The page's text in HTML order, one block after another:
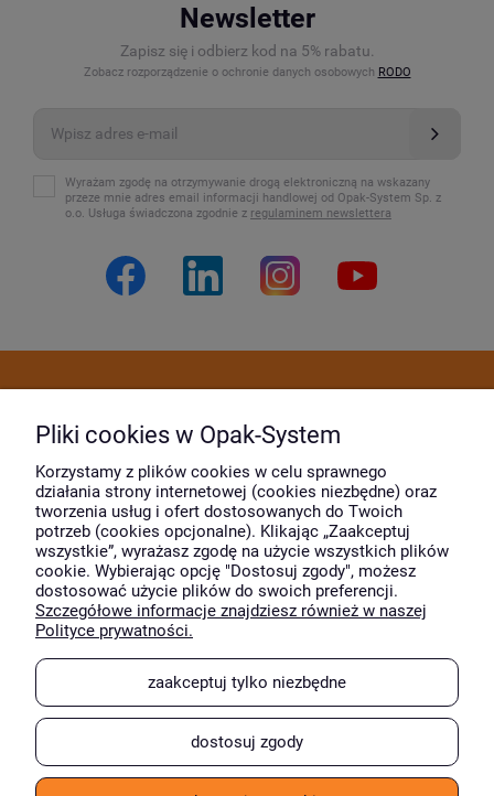
Newsletter
Zapisz się i odbierz kod na 5% rabatu.
Zobacz rozporządzenie o ochronie danych osobowych RODO
Wyrażam zgodę na otrzymywanie drogą elektroniczną na wskazany
przeze mnie adres email informacji handlowej od Opak-System Sp. z
o.o. Usługa świadczona zgodnie z regulaminem newslettera
Moje konto
O firmie
Wyróżnili nas
Pliki cookies w Opak-System
Korzystamy z plików cookies w celu sprawnego
działania strony internetowej (cookies niezbędne) oraz
tworzenia usług i ofert dostosowanych do Twoich
potrzeb (cookies opcjonalne). Klikając „Zaakceptuj
wszystkie”, wyrażasz zgodę na użycie wszystkich plików
cookie. Wybierając opcję "Dostosuj zgody", możesz
dostosować użycie plików do swoich preferencji.
Szczegółowe informacje znajdziesz również w naszej
Polityce prywatności.
zaakceptuj tylko niezbędne
dostosuj zgody